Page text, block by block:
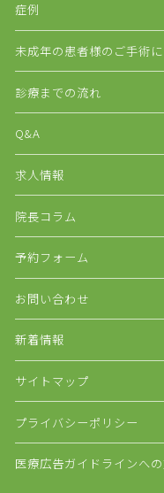
症例
未成年の患者様のご手術
診療までの流れ
Q&A
求人情報
院長コラム
予約フォーム
お問い合わせ
新着情報
サイトマップ
プライバシーポリシー
医療広告ガイドラインへ